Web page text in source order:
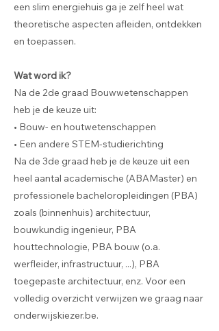
een slim energiehuis ga je zelf heel wat
theoretische aspecten afleiden, ontdekken
en toepassen.
Wat word ik?
Na de 2de graad Bouwwetenschappen
heb je de keuze uit:
• Bouw- en houtwetenschappen
• Een andere STEM-studierichting
Na de 3de graad heb je de keuze uit een
heel aantal academische (ABAMaster) en
professionele bacheloropleidingen (PBA)
zoals (binnenhuis) architectuur,
bouwkundig ingenieur, PBA
houttechnologie, PBA bouw (o.a.
werfleider, infrastructuur, ...), PBA
toegepaste architectuur, enz. Voor een
volledig overzicht verwijzen we graag naar
onderwijskiezer.be.